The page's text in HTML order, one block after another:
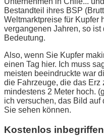
Bestandteil ihres BSP
Weltmarktpreise für Kupfer
vergangenen Jahren, so ist
Bedeutung.
Also, wenn Sie Kupfer
einen Tag hier. Ich muss
meisten beeindruckte war
die Fahrzeuge, die das Erz
mindestens 2 Meter hoch.
ich versuchen, das Bild
Sie sehen können.
Kostenlos inbegriffen